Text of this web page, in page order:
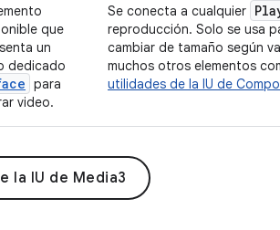
que
un
dedicado
para
video.
Se conecta a cualquier
reproducción. Solo se usa
cambiar de tamaño según
muchos otros elementos
utilidades de la IU de
la IU de Media3